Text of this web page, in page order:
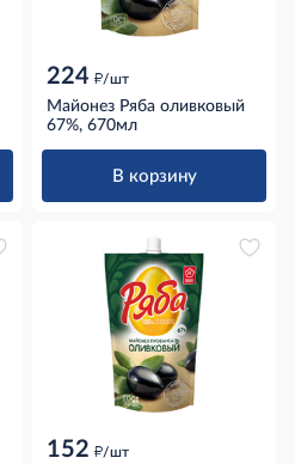
224 д/шт
Майонез Ряба оливковый
67%, 670мл
В корзину
152 д/шт